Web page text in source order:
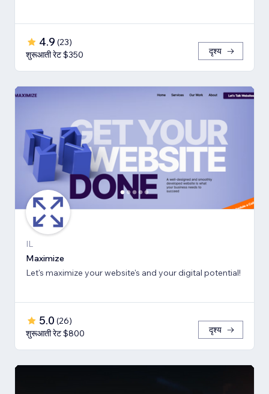
4.9 (23)
शुरूआती रेट $350
दृश्य
IL
Maximize
Let's maximize your website's and your digital potential!
5.0 (26)
शुरूआती रेट $800
दृश्य